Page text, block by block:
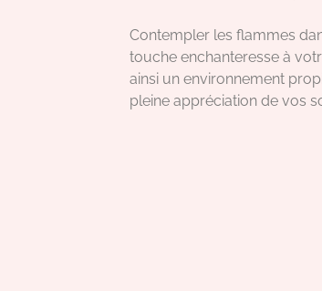
Contempler les flammes
touche enchanteresse à
ainsi un environnement
pleine appréciation de vos